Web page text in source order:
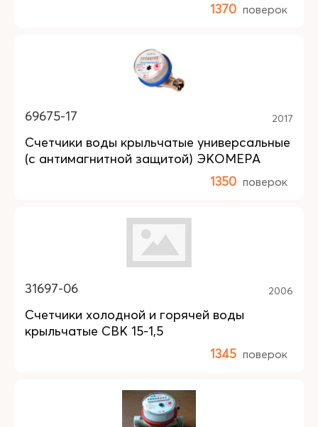
1370 поверок
69675-17 2017
Счетчики воды крыльчатые универсальные
(с антимагнитной защитой) ЭКОМЕРА
1350 поверок
31697-06 2006
Счетчики холодной и горячей воды
крыльчатые СВК 15-1,5
1345 поверок